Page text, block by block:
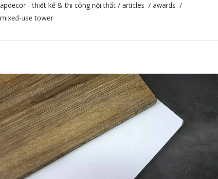
apdecor - thiết kế & thi công nội thất / articles / awards /
mixed-use tower